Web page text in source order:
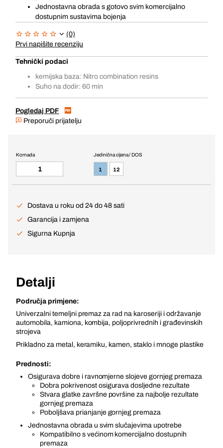
Jednostavna obrada s gotovo svim komercijalno
dostupnim sustavima bojenja
(0)
Prvi napišite recenziju
Tehnički podaci
kemijska baza: Nitro combination resins
Suho na dodir: 60 min
Pogledaj PDF
Preporuči prijatelju
Jedinična cijena / DOS
1 12
Komada
Dostava u roku od 24 do 48 sati
Garancija i zamjena
Sigurna Kupnja
Detalji
Područja primjene:
Univerzalni temeljni premaz za rad na karoseriji i održavanje
automobila, kamiona, kombija, poljoprivrednih i građevinskih
strojeva
Prikladno za metal, keramiku, kamen, staklo i mnoge plastike
Prednosti:
Osigurava dobre i ravnomjerne slojeve gornjeg premaza
Dobra pokrivenost osigurava dosljedne rezultate
Stvara glatke završne površine za najbolje rezultate
gornjeg premaza
Poboljšava prianjanje gornjeg premaza
Jednostavna obrada u svim slučajevima upotrebe
Kompatibilno s većinom komercijalno dostupnih
premaza